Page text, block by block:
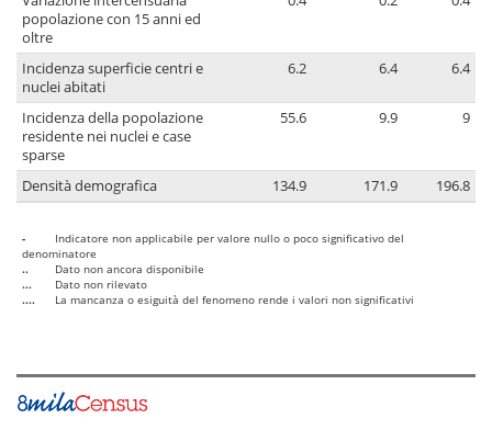
popolazione con 15 anni ed
oltre
Incidenza superficie centri e
nuclei abitati
6.2 6.4 6.4
Incidenza della popolazione
residente nei nuclei e case
sparse
55.6 9.9 9
Densità demografica 134.9 171.9 196.8
-
Indicatore non applicabile per valore nullo o poco significativo del
denominatore
..
Dato non ancora disponibile
...
Dato non rilevato
....
La mancanza o esiguità del fenomeno rende i valori non significativi